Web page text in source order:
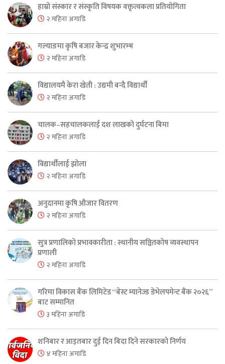
हाम्रो संस्कार र संस्कृति विषयक वक्तृत्वकला प्रतियोगिता
२ महिना अगाडि
गल्याङमा कृषि बजार केन्द्र शुभारम्भ
२ महिना अगाडि
विद्यालयमै केरा खेती : उद्यमी बन्दै विद्यार्थी
२ महिना अगाडि
चालक–सहचालकलाई दश लाखको दुर्घटना बिमा
२ महिना अगाडि
विद्यार्थीलाई झोला
२ महिना अगाडि
अनुदानमा कृषि औजार वितरण
२ महिना अगाडि
सुत्र प्रणालिको प्रभावकारीता : स्थानीय सञ्चितकोष व्यवस्थापन
प्रणाली
२ महिना अगाडि
गरिमा विकास बैंक लिमिटेड “बेस्ट म्यानेज्ड डेभेलपमेन्ट बैंक २०२६”
बाट सम्मानित
३ महिना अगाडि
शनिबार र आइतबार दुई दिन बिदा दिने सरकारको निर्णय
४ महिना अगाडि